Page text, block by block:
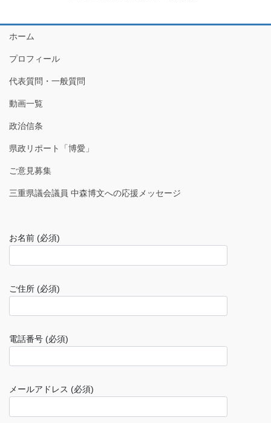
ホーム
プロフィール
代表質問・一般質問
動画一覧
政治信条
県政リポート「博愛」
ご意見募集
三重県議会議員 中森博文への応援メッセージ
お名前 (必須)
ご住所 (必須)
電話番号 (必須)
メールアドレス (必須)